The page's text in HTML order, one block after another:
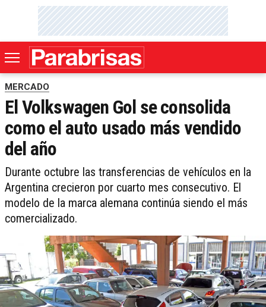
MERCADO
El Volkswagen Gol se consolida
como el auto usado más vendido
del año
Durante octubre las transferencias de vehículos en la
Argentina crecieron por cuarto mes consecutivo. El
modelo de la marca alemana continúa siendo el más
comercializado.